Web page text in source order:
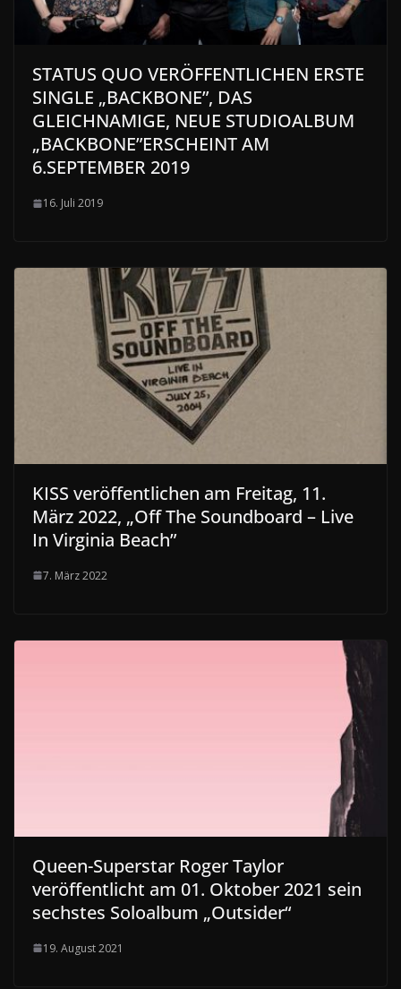
STATUS QUO VERÖFFENTLICHEN ERSTE
SINGLE „BACKBONE”, DAS
GLEICHNAMIGE, NEUE STUDIOALBUM
„BACKBONE”ERSCHEINT AM
6.SEPTEMBER 2019
16. Juli 2019
KISS veröffentlichen am Freitag, 11.
März 2022, „Off The Soundboard – Live
In Virginia Beach”
7. März 2022
Queen-Superstar Roger Taylor
veröffentlicht am 01. Oktober 2021 sein
sechstes Soloalbum „Outsider“
19. August 2021